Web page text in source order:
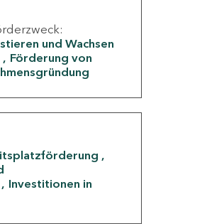
und Wachsen
Förderung von
Investitionen in